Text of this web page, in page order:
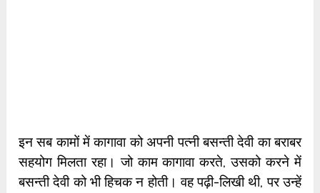
इन सब कामों में कागावा को अपनी पत्नी बसन्ती देवी का बराबर
सहयोग मिलता रहा। जो काम कागावा करते, उसको करने में
बसन्ती देवी को भी हिचक न होती। वह पढ़ी-लिखी थी, पर उन्हें